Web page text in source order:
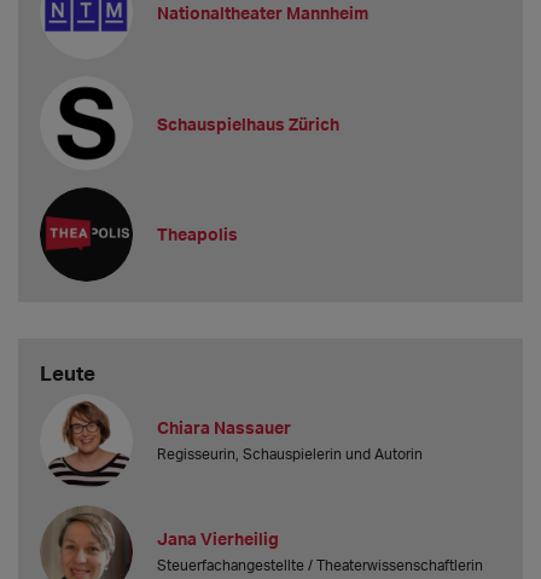
Nationaltheater Mannheim
Schauspielhaus Zürich
Theapolis
Leute
Chiara Nassauer
Regisseurin, Schauspielerin und Autorin
Jana Vierheilig
Steuerfachangestellte / Theaterwissenschaftlerin